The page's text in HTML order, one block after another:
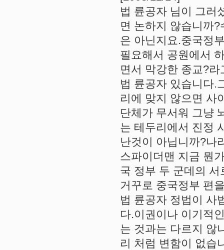
법 륜공자 님이 그러
면 논하지 않습니까
은 아닌지요.중국정
필요해서 공원에서
면서 막강한 종교?
법 륜공자 있습니다.
리에 맞지 않으면 사
단체가 무서워 그냥
는 테두리에서 진정
난것이 아닙니까?나
스파이더맨 지금 뭔
국 정부 두 군데의
거꾸로 중국정부 편
법 륜공자 정법이 사
다.이권이나 이기적
는 것과는 다르지 않
리 처럼 변함이 없습